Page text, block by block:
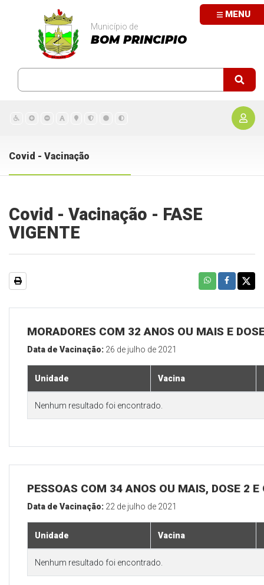
MENU
Município de
BOM PRINCIPIO
Covid - Vacinação
Covid - Vacinação - FASE
VIGENTE
MORADORES COM 32 ANOS OU MAIS E
Data de Vacinação: 26 de julho de 2021
Unidade Vacina
Nenhum resultado foi encontrado.
PESSOAS COM 34 ANOS OU MAIS, DOSE 2 E
Data de Vacinação: 22 de julho de 2021
Unidade Vacina
Nenhum resultado foi encontrado.